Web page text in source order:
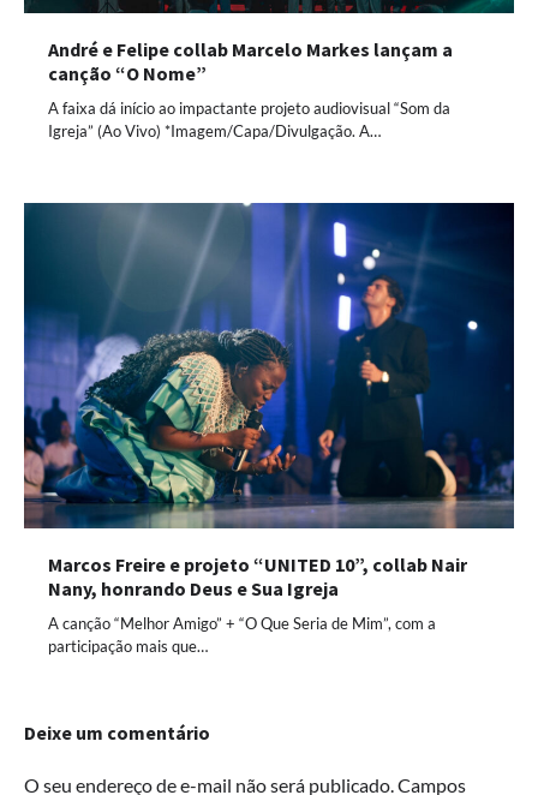
André e Felipe collab Marcelo Markes lançam a
canção “O Nome”
A faixa dá início ao impactante projeto audiovisual “Som da
Igreja” (Ao Vivo) *Imagem/Capa/Divulgação. A…
Marcos Freire e projeto “UNITED 10”, collab Nair
Nany, honrando Deus e Sua Igreja
A canção “Melhor Amigo” + “O Que Seria de Mim”, com a
participação mais que…
Deixe um comentário
O seu endereço de e-mail não será publicado.Campos